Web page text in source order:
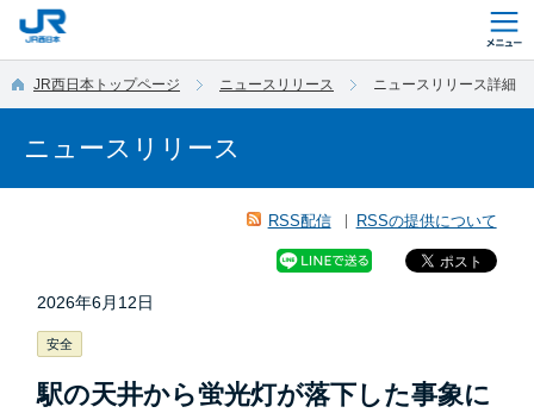
JR西日本トップページ ニュースリリース ニュースリリース詳細
ニュースリリース
RSS配信 RSSの提供について
2026年6月12日
安全
駅の天井から蛍光灯が落下した事象に